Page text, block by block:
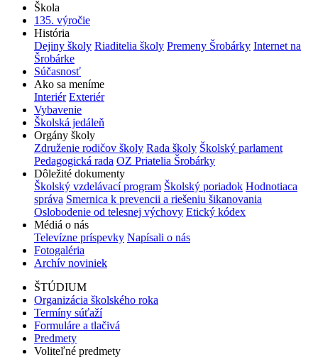
Škola
135. výročie
História
Dejiny školy Riaditelia školy Premeny Šrobárky Internet na
Šrobárke
Súčasnosť
Ako sa meníme
Interiér Exteriér
Vybavenie
Školská jedáleň
Orgány školy
Združenie rodičov školy Rada školy Školský parlament
Pedagogická rada OZ Priatelia Šrobárky
Dôležité dokumenty
Školský vzdelávací program Školský poriadok Hodnotiaca
správa Smernica k prevencii a riešeniu šikanovania
Oslobodenie od telesnej výchovy Etický kódex
Médiá o nás
Televízne príspevky Napísali o nás
Fotogaléria
Archív noviniek
ŠTÚDIUM
Organizácia školského roka
Termíny súťaží
Formuláre a tlačivá
Predmety
Voliteľné predmety